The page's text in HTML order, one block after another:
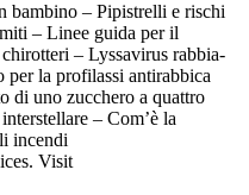
bambino – Pipistrelli e rischi
– Linee guida per il
– Lyssavirus rabbia-
la profilassi antirabbica
di uno zucchero a quattro
– Com’è la
incendi
Visit